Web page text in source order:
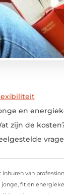
en
zijn de
van
jonge, fit en